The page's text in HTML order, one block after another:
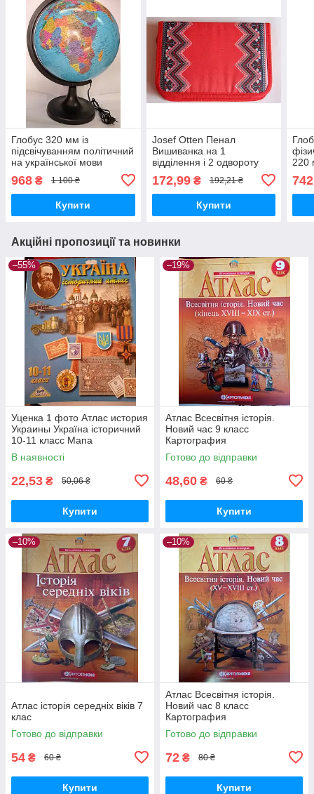
Глобус 320 мм із
підсвічуванням політичний
на української мови
шкільний діаметр кулі 32
см
968 ₴ 1 100 ₴
Купити
Josef Otten Пенал
Вишиванка на 1
відділення і 2 одвороту
172,99₴ 192,21 ₴
Купити
220
Акційні пропозиції та новинки
–55%
Уценка 1 фото Атлас история
Украины Україна історичний
10-11 класс Мапа
В наявності
22,53 ₴ 50,06 ₴
Купити
–19%
Атлас Всесвітня історія.
Новий час 9 класс
Картография
Готово до відправки
48,60 ₴ 60 ₴
Купити
–10%
Атлас історія середніх віків 7
клас
Готово до відправки
54 ₴ 60 ₴
Купити
–10%
Атлас Всесвітня історія.
Новий час 8 класс
Картография
Готово до відправки
72 ₴ 80 ₴
Купити